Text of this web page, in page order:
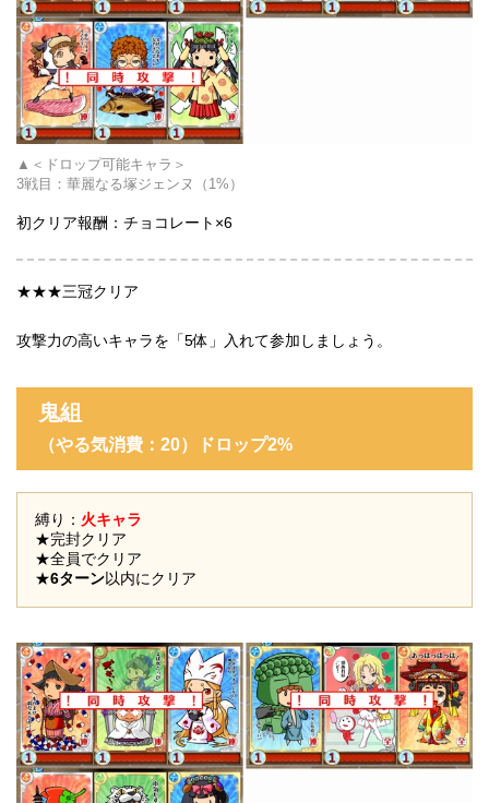
＜ドロップ可能キャラ＞
3戦目： 華麗なる塚ジェンヌ （1%）
初クリア報酬：チョコレート×6
★★★三冠クリア
攻撃力の高いキャラを「5体」入れて参加しましょう。
鬼組
（やる気消費：20）ドロップ2%
縛り： 火キャラ
★完封クリア
★全員でクリア
★6ターン以内にクリア